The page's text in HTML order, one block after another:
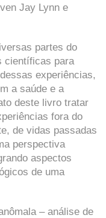
Jay Lynn e
partes do
científicas para
experiências,
a saúde e a
deste livro tratar
fora do
de vidas passadas
perspectiva
aspectos
de uma
– análise de